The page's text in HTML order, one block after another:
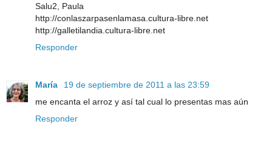
Salu2, Paula
http://conlaszarpasenlamasa.cultura-libre.net
http://galletilandia.cultura-libre.net
Responder
María
19 de septiembre de 2011 a las 23:59
me encanta el arroz y así tal cual lo presentas mas aún
Responder